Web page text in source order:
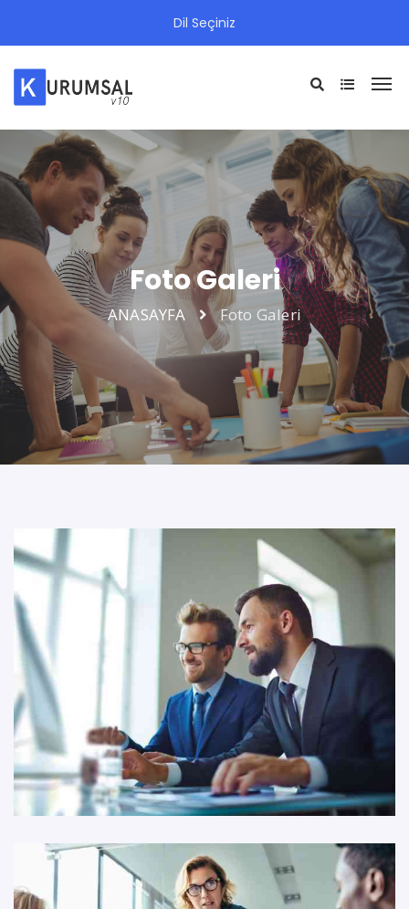
Dil Seçiniz
Foto Galeri
ANASAYFA Foto Galeri